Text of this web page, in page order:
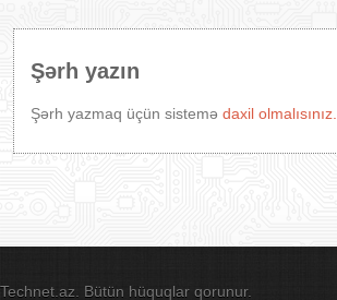
Şərh yazın
Şərh yazmaq üçün sistemə daxil olmalısınız.
Technet.az. Bütün hüquqlar qorunur.